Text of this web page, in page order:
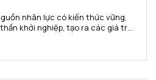
khởi nghiệp, tạo ra các giá trị
tổ chức và xã hội ở tỉnh Bình
các dịch...